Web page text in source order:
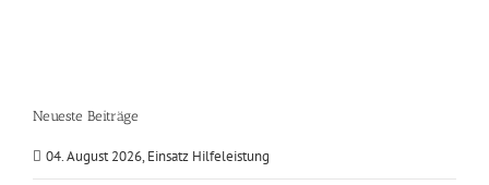
Neueste Beiträge
04. August 2026, Einsatz Hilfeleistung